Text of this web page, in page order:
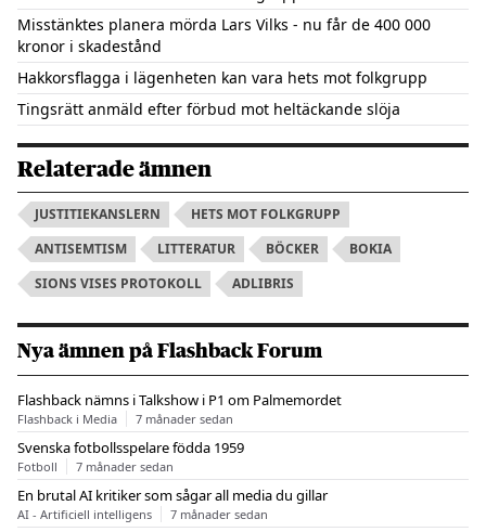
Misstänktes planera mörda Lars Vilks - nu får de 400 000
kronor i skadestånd
Hakkorsflagga i lägenheten kan vara hets mot folkgrupp
Tingsrätt anmäld efter förbud mot heltäckande slöja
Relaterade ämnen
JUSTITIEKANSLERN
HETS MOT FOLKGRUPP
ANTISEMTISM
LITTERATUR BÖCKER
BOKIA
SIONS VISES PROTOKOLL
ADLIBRIS
Nya ämnen på Flashback Forum
Flashback nämns i Talkshow i P1 om Palmemordet
Flashback i Media 7 månader sedan
Svenska fotbollsspelare födda 1959
Fotboll 7 månader sedan
En brutal AI kritiker som sågar all media du gillar
AI - Artificiell intelligens 7 månader sedan